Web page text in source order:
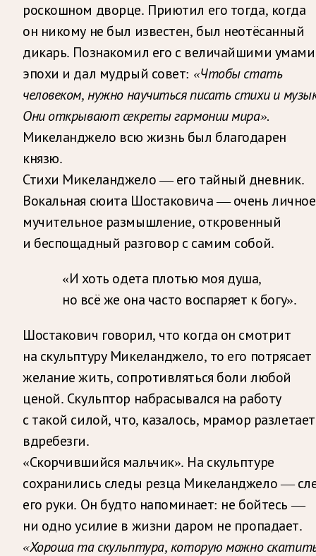
роскошном дворце. Приютил его тогда, когда
он никому не был известен, был неотёсанный
дикарь. Познакомил его с величайшими умами
эпохи и дал мудрый совет: «Чтобы стать
человеком, нужно научиться писать стихи и
Они открывают секреты гармонии мира».
Микеланджело всю жизнь был благодарен
князю.
Стихи Микеланджело — его тайный дневник.
Вокальная сюита Шостаковича — очень
мучительное размышление, откровенный
и беспощадный разговор с самим собой.
«И хоть одета плотью моя душа,
но всё же она часто воспаряет к богу».
Шостакович говорил, что когда он смотрит
на скульптуру Микеланджело, то его потрясает
желание жить, сопротивляться боли любой
ценой. Скульптор набрасывался на работу
с такой силой, что, казалось, мрамор
вдребезги.
«Скорчившийся мальчик». На скульптуре
сохранились следы резца Микеланджело —
его руки. Он будто напоминает: не бойтесь —
ни одно усилие в жизни даром не пропадает.
«Хороша та скульптура, которую можно